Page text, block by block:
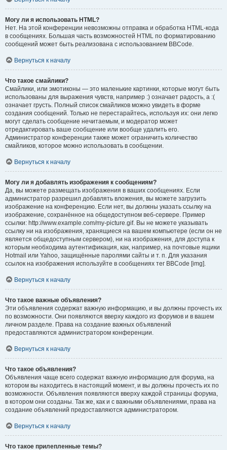
Могу ли я использовать HTML?
Нет. На этой конференции невозможны отправка и обработка HTML-кода
в сообщениях. Большая часть возможностей HTML по форматированию
сообщений может быть реализована с использованием BBCode.
Вернуться к началу
Что такое смайлики?
Смайлики, или эмотиконы — это маленькие картинки, которые могут быть
использованы для выражения чувств, например :) означает радость, а :(
означает грусть. Полный список смайликов можно увидеть в форме
создания сообщений. Только не перестарайтесь, используя их: они легко
могут сделать сообщение нечитаемым, и модератор может
отредактировать ваше сообщение или вообще удалить его.
Администратор конференции также может ограничить количество
смайликов, которое можно использовать в сообщении.
Вернуться к началу
Могу ли я добавлять изображения к сообщениям?
Да, вы можете размещать изображения в ваших сообщениях. Если
администратор разрешил добавлять вложения, вы можете загрузить
изображение на конференцию. Если нет, вы должны указать ссылку на
изображение, сохранённое на общедоступном веб-сервере. Пример
ссылки: http://www.example.com/my-picture.gif. Вы не можете указывать
ссылку ни на изображения, хранящиеся на вашем компьютере (если он не
является общедоступным сервером), ни на изображения, для доступа к
которым необходима аутентификация, как, например, на почтовые ящики
Hotmail или Yahoo, защищённые паролями сайты и т. п. Для указания
ссылок на изображения используйте в сообщениях тег BBCode [img].
Вернуться к началу
Что такое важные объявления?
Эти объявления содержат важную информацию, и вы должны прочесть их
по возможности. Они появляются вверху каждого из форумов и в вашем
личном разделе. Права на создание важных объявлений
предоставляются администратором конференции.
Вернуться к началу
Что такое объявления?
Объявления чаще всего содержат важную информацию для форума, на
котором вы находитесь в настоящий момент, и вы должны прочесть их по
возможности. Объявления появляются вверху каждой страницы форума,
в котором они созданы. Так же, как и с важными объявлениями, права на
создание объявлений предоставляются администратором.
Вернуться к началу
Что такое прилепленные темы?